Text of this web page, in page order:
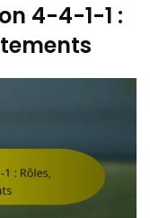
4-4-1-1 :